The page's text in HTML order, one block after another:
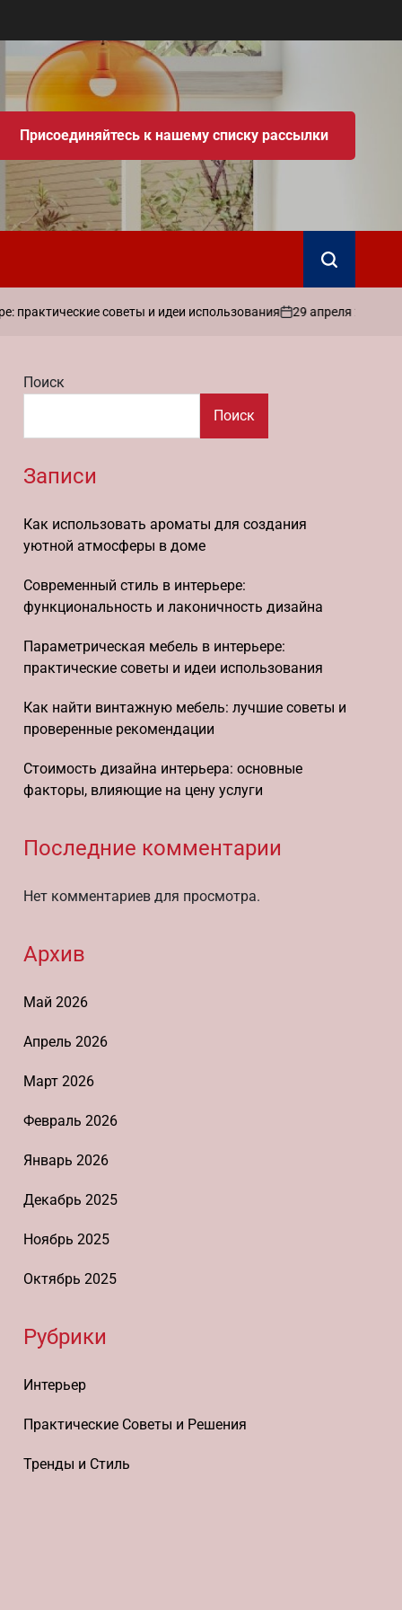
Присоединяйтесь к нашему списку рассылки
Поиск
советы и идеи использования
on
29 апреля 2026
Запись
admin
Поиск
Поиск
Записи
Как использовать ароматы для создания
уютной атмосферы в доме
Современный стиль в интерьере:
функциональность и лаконичность дизайна
Параметрическая мебель в интерьере:
практические советы и идеи использования
Как найти винтажную мебель: лучшие советы и
проверенные рекомендации
Стоимость дизайна интерьера: основные
факторы, влияющие на цену услуги
Последние комментарии
Нет комментариев для просмотра.
Архив
Май 2026
Апрель 2026
Март 2026
Февраль 2026
Январь 2026
Декабрь 2025
Ноябрь 2025
Октябрь 2025
Рубрики
Интерьер
Практические Советы и Решения
Тренды и Стиль